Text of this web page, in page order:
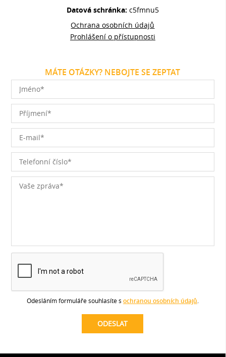
Datová schránka: c5fmnu5
Ochrana osobních údajů
Prohlášení o přístupnosti
MÁTE OTÁZKY? NEBOJTE SE ZEPTAT
Odesláním formuláře souhlasíte s ochranou osobních údajů